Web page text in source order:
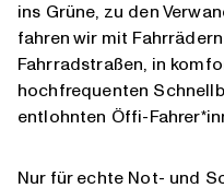
ins Grüne, zu den
fahren wir mit
Fahrradstraßen, in
hochfrequenten
entlohnten Öffi-
Nur für echte Not- und